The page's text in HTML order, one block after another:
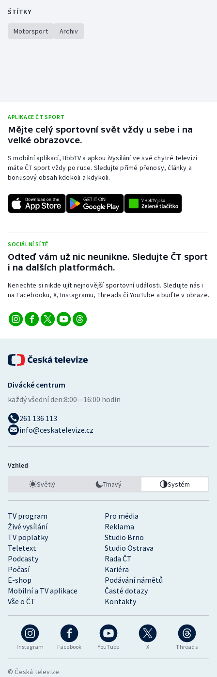
ŠTÍTKY
Motorsport Archiv
APLIKACE ČT SPORT
Mějte celý sportovní svět vždy u sebe i na
velké obrazovce.
S mobilní aplikací, HbbTV a apkou iVysílání ve své chytré televizi
máte ČT sport vždy po ruce. Sledujte přímé přenosy, články a
bonusový obsah kdekoli a kdykoli.
SOCIÁLNÍ SÍTĚ
Odteď vám už nic neunikne. Sledujte ČT sport
i na dalších platformách.
Nenechte si nikde ujít nejnovější sportovní události. Sledujte nás i
na Facebooku, X, Instagramu, Threads či YouTube a buďte v obraze.
Instagram Facebook YouTube X Threads
TV program
Pro média
Živé vysílání
Reklama
TV poplatky
Studio Brno
Teletext
Studio Ostrava
Podcasty
Rada ČT
Počasí
Kariéra
E-shop
Podávání námětů
Mobilní a TV aplikace
Časté dotazy
Vše o ČT
Kontakty
Divácké centrum
každý všední den:8:00—16:00 hodin
261 136 113
info@ceskatelevize.cz
Vzhled
Světlý Tmavý Systém
© Česká televize